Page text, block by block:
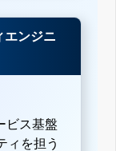
エンジニ
ビス基盤
ィを担う